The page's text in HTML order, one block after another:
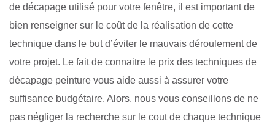
de décapage utilisé pour votre fenêtre, il est important de
bien renseigner sur le coût de la réalisation de cette
technique dans le but d’éviter le mauvais déroulement de
votre projet. Le fait de connaitre le prix des techniques de
décapage peinture vous aide aussi à assurer votre
suffisance budgétaire. Alors, nous vous conseillons de ne
pas négliger la recherche sur le cout de chaque technique